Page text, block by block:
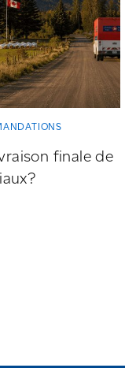
finale de